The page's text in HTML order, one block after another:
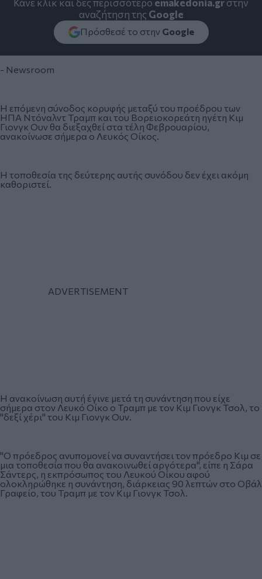
Κάνε κλικ και δες περισσότερο emakedonia.grστην
αναζήτηση της Google
Πρόσθεσέ το στην Google
- Newsroom
Η επόμενη σύνοδος κορυφής μεταξύ του προέδρου των
ΗΠΑ Ντόναλντ Τραμπ και του Βορειοκορεάτη ηγέτη Κιμ
Γιονγκ Ουν θα διεξαχθεί στα τέλη Φεβρουαρίου,
ανακοίνωσε σήμερα ο Λευκός Οίκος.
Η τοποθεσία της δεύτερης αυτής συνόδου δεν έχει ακόμη
καθοριστεί.
Η ανακοίνωση αυτή έγινε μετά τη συνάντηση που είχε
σήμερα στον Λευκό Οίκο ο Τραμπ με τον Κιμ Γιονγκ Τσολ, το
"δεξί χέρι" του Κιμ Γιονγκ Ουν.
"Ο πρόεδρος ανυπομονεί να συναντήσει τον πρόεδρο Κιμ σε
μια τοποθεσία που θα ανακοινωθεί αργότερα", είπε η Σάρα
Σάντερς, η εκπρόσωπος του Λευκού Οίκου αφού
ολοκληρώθηκε η συνάντηση, διάρκειας 90 λεπτών στο Οβάλ
Γραφείο, του Τραμπ με τον Κιμ Γιονγκ Τσολ.